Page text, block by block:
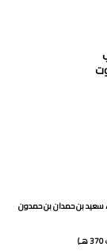
سعيد بن حمدان بن حمدون